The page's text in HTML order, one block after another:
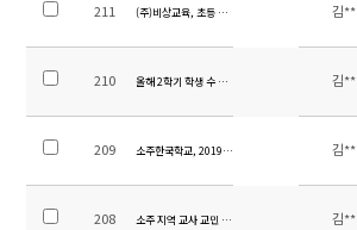
211 (주)비상교육, 초등 참고서 기부 김**
210 올해 2학기 학생 수 400명 돌파! 김**
209 소주한국학교, 2019년 청소년 통일 축제를 빛내다!
김**
208 소주 지역 교사 교민 대상 재외교육 설명회 개최김**